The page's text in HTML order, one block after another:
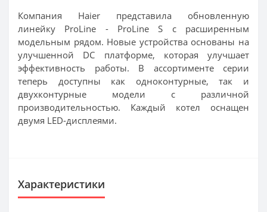
Компания Haier представила обновленную
линейку ProLine - ProLine S с расширенным
модельным рядом. Новые устройства основаны на
улучшенной DC платформе, которая улучшает
эффективность работы. В ассортименте серии
теперь доступны как одноконтурные, так и
двухконтурные модели с различной
производительностью. Каждый котел оснащен
двумя LED-дисплеями.
Характеристики